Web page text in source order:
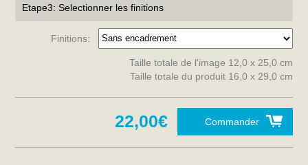
Etape3: Selectionner les finitions
Finitions:
Taille totale de l'image 12,0 x 25,0 cm
Taille totale du produit 16,0 x 29,0 cm
Commander
22,00€